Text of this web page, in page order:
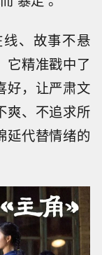
、故事不悬
它精准戳中了
好，让严肃文
爽、不追求所
延代替情绪的